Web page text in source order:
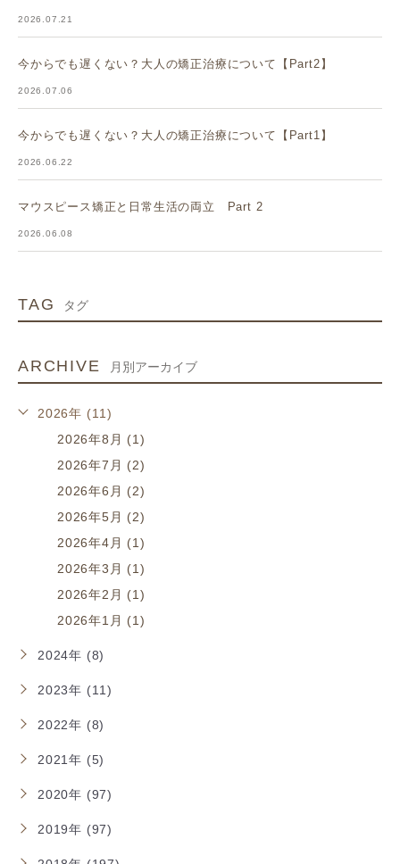
2026.07.21
今からでも遅くない？大人の矯正治療について【Part2】
2026.07.06
今からでも遅くない？大人の矯正治療について【Part1】
2026.06.22
マウスピース矯正と日常生活の両立 Part 2
2026.06.08
TAG タグ
ARCHIVE 月別アーカイブ
2026年 (11)
2026年8月 (1)
2026年7月 (2)
2026年6月 (2)
2026年5月 (2)
2026年4月 (1)
2026年3月 (1)
2026年2月 (1)
2026年1月 (1)
2024年 (8)
2023年 (11)
2022年 (8)
2021年 (5)
2020年 (97)
2019年 (97)